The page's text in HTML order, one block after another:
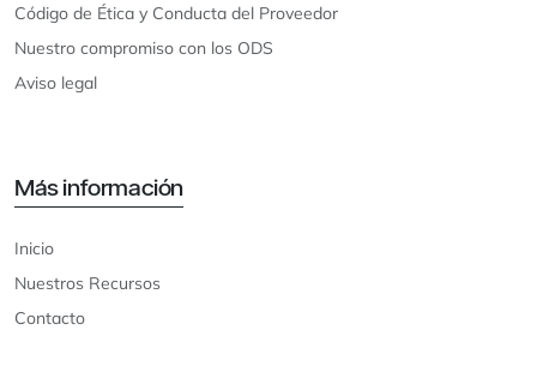
Código de Ética y Conducta del Proveedor
Nuestro compromiso con los ODS
Aviso legal
Más información
Inicio
Nuestros Recursos
Contacto